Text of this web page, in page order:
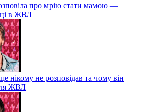
про мрію стати мамою —
в ЖВЛ
нікому не розповідав та чому він
ЖВЛ